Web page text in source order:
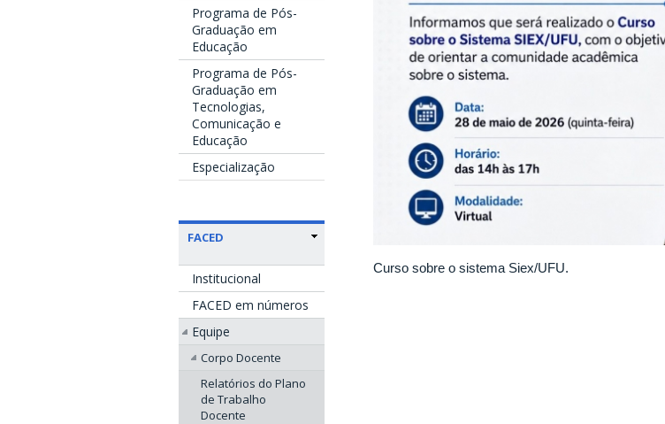
Programa de Pós-
Graduação em
Educação
Programa de Pós-
Graduação em
Tecnologias,
Comunicação e
Educação
Especialização
FACED
Institucional
FACED em números
Equipe
Corpo Docente
Relatórios do Plano
de Trabalho
Docente
Curso sobre o sistema Siex/UFU.